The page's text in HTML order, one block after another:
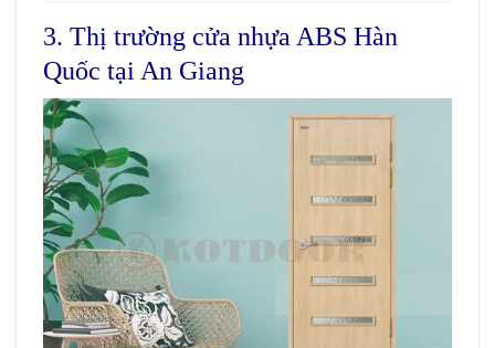
3. Thị trường cửa nhựa ABS Hàn
Quốc tại An Giang